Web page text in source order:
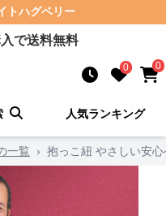
トハグベリー
で送料無料
0 0
人気ランキング
一覧 › 抱っこ紐 やさしい安